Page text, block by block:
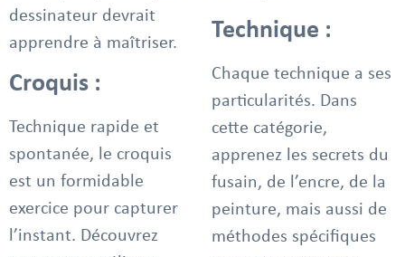
dessinateur devrait
apprendre à maîtriser.
Croquis :
Technique rapide et
spontanée, le croquis
est un formidable
exercice pour capturer
l’instant. Découvrez
Technique :
Chaque technique a ses
particularités. Dans
cette catégorie,
apprenez les secrets du
fusain, de l’encre, de la
peinture, mais aussi de
méthodes spécifiques